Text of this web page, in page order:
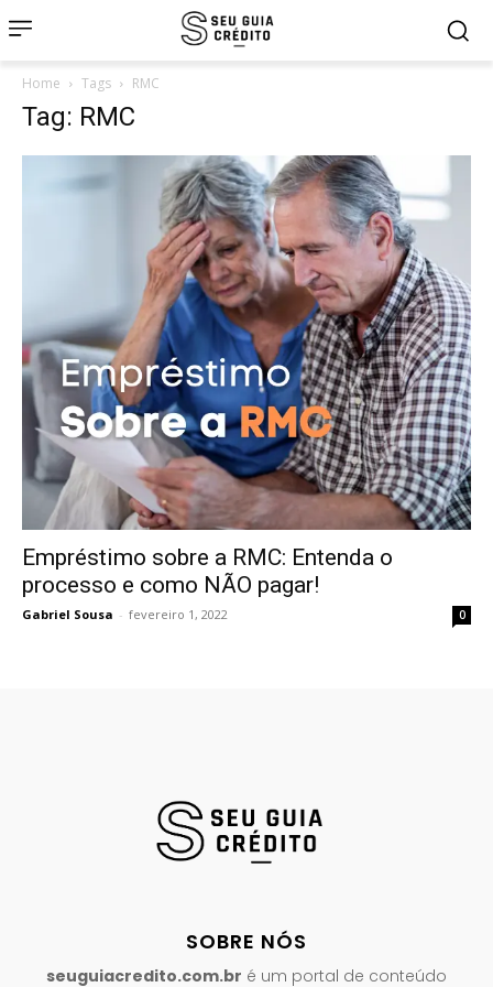
Home Tags RMC
Tag: RMC
Empréstimo sobre a RMC: Entenda o
processo e como NÃO pagar!
Gabriel Sousa - fevereiro 1, 2022 0
SOBRE NÓS
seuguiacredito.com.br é um portal de conteúdo